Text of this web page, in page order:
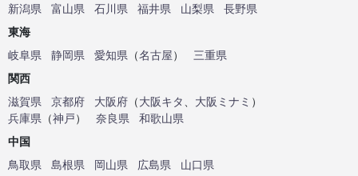
新潟県
富山県 石川県 福井県 山梨県
長野県
東海
岐阜県
静岡県 愛知県 （名古屋）
三重県
関西
滋賀県
京都府 大阪府 （大阪キタ 大阪ミナミ ）
兵庫県 （神戸） 奈良県
和歌山県
中国
鳥取県
島根県 岡山県 広島県
山口県